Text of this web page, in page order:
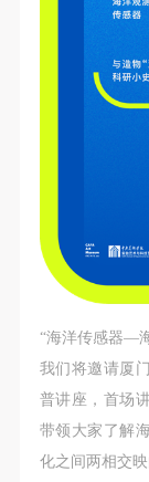
“海洋传感器—
我们将邀请厦
普讲座，首场
带领大家了解
化之间两相交映
参加本次活动
能力的人，18
参加活动者在
励参加者自行
故，活动中任
事故的任何责
成员应当积极
身不承担任
的人身安全不
第五条
参加活动者
序、维护美术
参加本次活动
能力的人，18
参加活动者在
励参加者自行
故，活动中任
事故的任何责
成员应当积极
身不承担任
的人身安全不
第五条
参加活动者
序、维护美术
参加本次活动
能力的人，18
参加活动者在
励参加者自行
故，活动中任
事故的任何责
成员应当积极
身不承担任
的人身安全不
第五条
参加活动者
序、维护美术